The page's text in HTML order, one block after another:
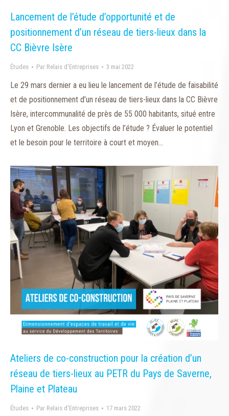
Lancement de l’étude d’opportunité et de
positionnement d’un réseau de tiers-lieux dans la
CC Bièvre Isère
Études Par Relais d'Entreprises 3 mai 2022
Le 29 mars dernier a eu lieu le lancement de l’étude de faisabilité
et de positionnement d’un réseau de tiers-lieux dans la CC Bièvre
Isère, intercommunalité de près de 55 000 habitants, situé entre
Lyon et Grenoble. Les objectifs de l’étude ? Évaluer le potentiel
et le besoin pour le territoire à court et moyen…
Ateliers de co-construction pour la création d’un
réseau de tiers-lieux au PETR du Pays de Saverne,
Plaine et Plateau
Études Par Relais d'Entreprises 17 mars 2022